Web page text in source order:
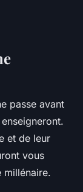
passe avant
et de leur
vous
millénaire.